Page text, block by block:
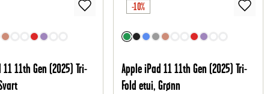
11th Gen (2025) Tri-
-10%
Apple iPad 11 11th Gen (2025) Tri-
Fold etui, Grønn